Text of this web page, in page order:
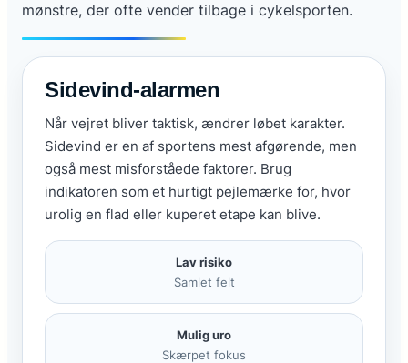
mønstre, der ofte vender tilbage i cykelsporten.
Sidevind-alarmen
Når vejret bliver taktisk, ændrer løbet karakter.
Sidevind er en af sportens mest afgørende, men
også mest misforståede faktorer. Brug
indikatoren som et hurtigt pejlemærke for, hvor
urolig en flad eller kuperet etape kan blive.
Lav risiko
Samlet felt
Mulig uro
Skærpet fokus